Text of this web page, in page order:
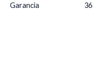
Garancia 36